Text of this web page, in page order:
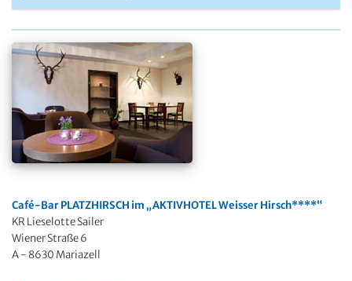
Café-Bar PLATZHIRSCH im „AKTIVHOTEL Weisser Hirsch****“
KR Lieselotte Sailer
Wiener Straße 6
A - 8630 Mariazell